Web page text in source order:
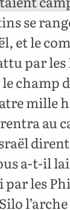
se
et le
par
champ
mille
au
a-t-il
par les